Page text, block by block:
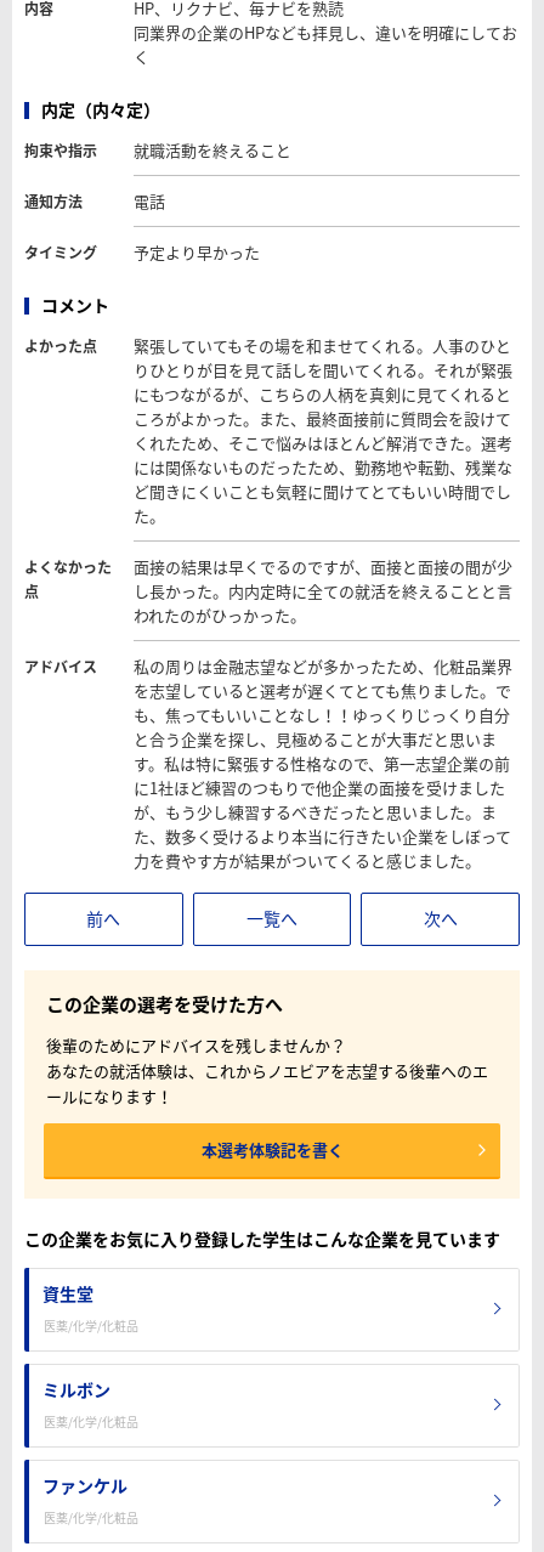
内容
HP、リクナビ、毎ナビを熟読
同業界の企業のHPなども拝見し、違いを明確にしてお
く
内定（内々定）
拘束や指示 就職活動を終えること
通知方法 電話
タイミング 予定より早かった
コメント
よかった点
緊張していてもその場を和ませてくれる。人事のひと
りひとりが目を見て話しを聞いてくれる。それが緊張
にもつながるが、こちらの人柄を真剣に見てくれると
ころがよかった。また、最終面接前に質問会を設けて
くれたため、そこで悩みはほとんど解消できた。選考
には関係ないものだったため、勤務地や転勤、残業な
ど聞きにくいことも気軽に聞けてとてもいい時間でし
た。
よくなかった
点
面接の結果は早くでるのですが、面接と面接の間が少
し長かった。内内定時に全ての就活を終えることと言
われたのがひっかった。
アドバイス
私の周りは金融志望などが多かったため、化粧品業界
を志望していると選考が遅くてとても焦りました。で
も、焦ってもいいことなし！！ゆっくりじっくり自分
と合う企業を探し、見極めることが大事だと思いま
す。私は特に緊張する性格なので、第一志望企業の前
に1社ほど練習のつもりで他企業の面接を受けました
が、もう少し練習するべきだったと思いました。ま
た、数多く受けるより本当に行きたい企業をしぼって
力を費やす方が結果がついてくると感じました。
前へ 一覧へ 次へ
この企業の選考を受けた方へ
後輩のためにアドバイスを残しませんか？
あなたの就活体験は、これからノエビアを志望する後輩へのエ
ールになります！
本選考体験記を書く
この企業をお気に入り登録した学生はこんな企業を見ています
資生堂
医薬/化学/化粧品
ミルボン
医薬/化学/化粧品
ファンケル
医薬/化学/化粧品